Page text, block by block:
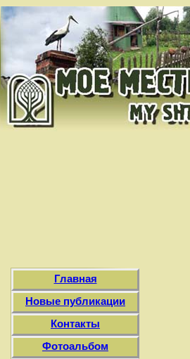
Главная
Новые публикации
Контакты
Фотоальбом